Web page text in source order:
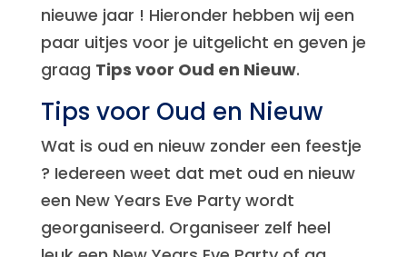
nieuwe jaar ! Hieronder hebben wij een
paar uitjes voor je uitgelicht en geven je
graag Tips voor Oud en Nieuw.
Tips voor Oud en Nieuw
Wat is oud en nieuw zonder een feestje
? Iedereen weet dat met oud en nieuw
een New Years Eve Party wordt
georganiseerd. Organiseer zelf heel